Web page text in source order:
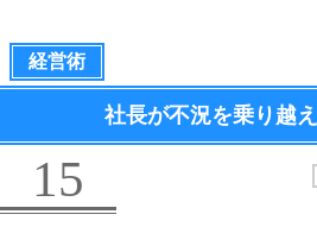
経営術
社長が不況を乗り越
15